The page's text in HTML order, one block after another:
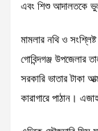
এবং শিশু আদালতকে
মামলার নথি ও
গোবিন্দগঞ্জ উপজেলার
সরকারি ভাতার টাকা
কারাগারে পাঠান।